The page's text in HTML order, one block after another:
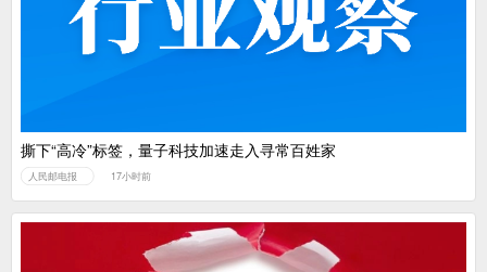
撕下“高冷”标签，量子科技加速走入寻常百姓家
人民邮电报 17小时前